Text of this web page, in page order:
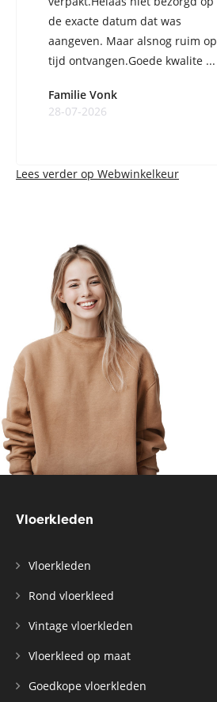
de exacte datum dat was
aangeven. Maar alsnog ruim op
tijd ontvangen.Goede kwalite ...
Familie Vonk
28-07-2026
Lees verder op Webwinkelkeur
Vloerkleden
Vloerkleden
Rond vloerkleed
Vintage vloerkleden
Vloerkleed op maat
Goedkope vloerkleden